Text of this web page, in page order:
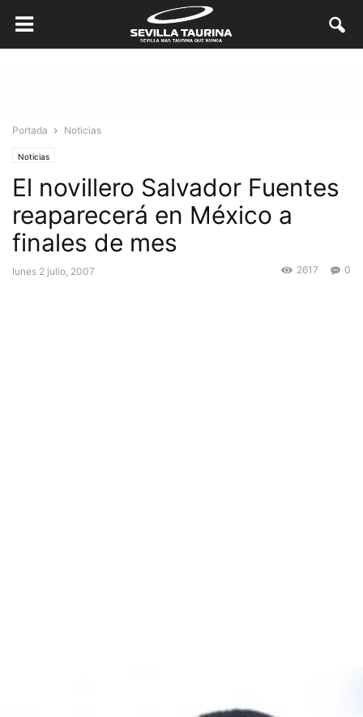
Portada Noticias
Noticias
El novillero Salvador Fuentes
reaparecerá en México a
finales de mes
lunes 2 julio, 2007 0
2617